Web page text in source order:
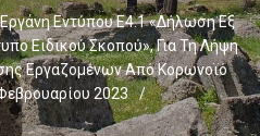
Εντύπου Ε4.1 «Δήλωση Εξ
Ειδικού Σκοπού», Για Τη Λήψη
Εργαζομένων Από Κορωνοϊό
2023
/